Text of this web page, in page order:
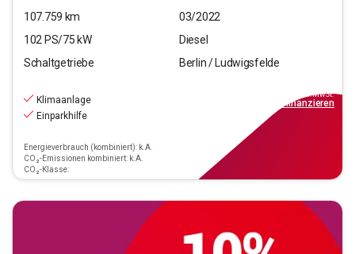
107.759 km
03/2022
102 PS/75 kW
Diesel
Schaltgetriebe
Berlin / Ludwigsfelde
Klimaanlage
Einparkhilfe
Energieverbrauch (kombiniert): k.A.
CO₂-Emissionen kombiniert: k.A.
CO₂-Klasse:
inkl.MwSt.
finanzieren